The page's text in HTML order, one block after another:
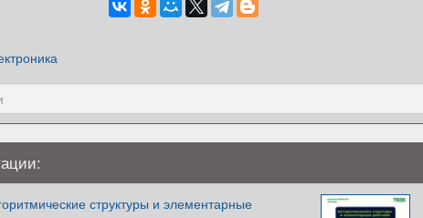
структуры и элементарные